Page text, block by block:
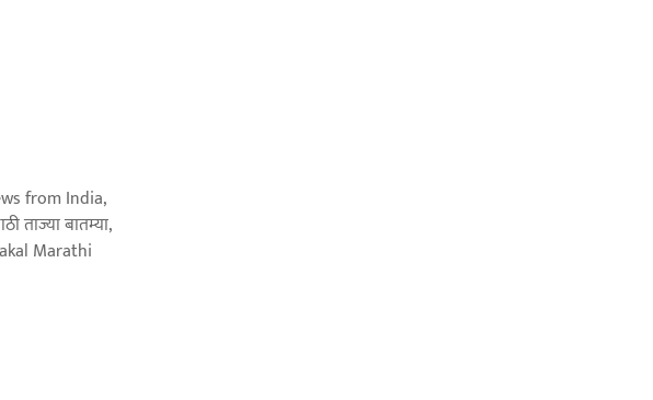
from India,
बातम्या,
Marathi